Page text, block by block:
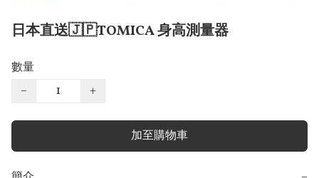
日本直送🇯🇵TOMICA 身高測量器
數量
−
+
加至購物車